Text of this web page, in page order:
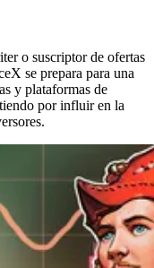
o suscriptor de ofertas
se prepara para una
y plataformas de
por influir en la